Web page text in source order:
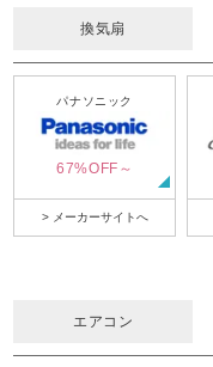
換気扇
パナソニック
67%OFF～
> メーカーサイトへ
エアコン